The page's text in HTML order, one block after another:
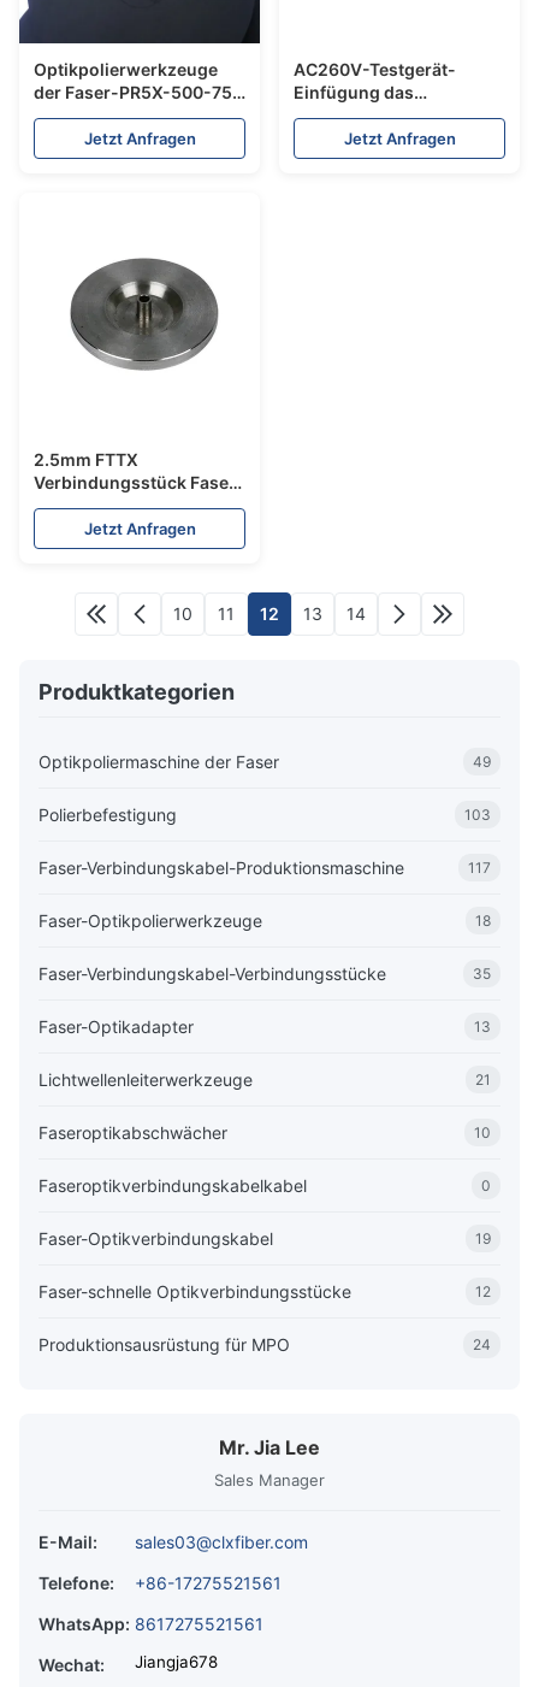
Optikpolierwerkzeuge
der Faser-PR5X-500-75
polieren
Gummiauflagen-
Druckfestigkeit 127mm
Jetzt Anfragen
AC260V-Testgerät-
Einfügung das
Rückflussdämpfungs-
Prüfvorrichtungs-Faser-
Verbindungskabel, das
Jetzt Anfragen
2.5mm FTTX
Verbindungsstück Faser-
Optik- Polier-Puck
Polishing Disc Fors
SC/FC/UPC
Jetzt Anfragen
10 11 12 13 14
Produktkategorien
Optikpoliermaschine der Faser 49
Polierbefestigung 103
Faser-Verbindungskabel-Produktionsmaschine 117
Faser-Optikpolierwerkzeuge 18
Faser-Verbindungskabel-Verbindungsstücke 35
Faser-Optikadapter 13
Lichtwellenleiterwerkzeuge 21
Faseroptikabschwächer 10
Faseroptikverbindungskabelkabel 0
Faser-Optikverbindungskabel 19
Faser-schnelle Optikverbindungsstücke 12
Produktionsausrüstung für MPO 24
Mr. Jia Lee
Sales Manager
E-Mail:
sales03@clxfiber.com
Telefone:
+86-17275521561
WhatsApp: 8617275521561
Wechat:
Jiangja678